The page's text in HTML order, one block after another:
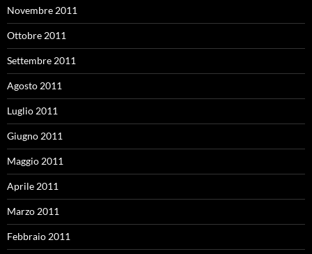
Novembre 2011
Ottobre 2011
Settembre 2011
Agosto 2011
Luglio 2011
Giugno 2011
Maggio 2011
Aprile 2011
Marzo 2011
Febbraio 2011